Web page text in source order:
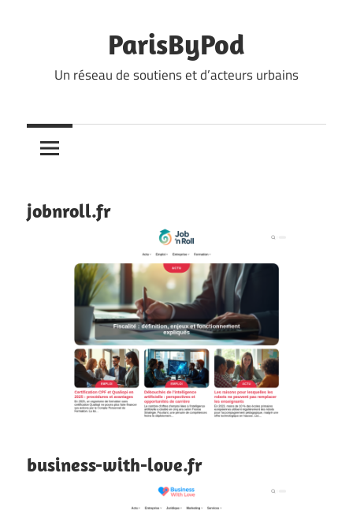
ParisByPod
Un réseau de soutiens et d’acteurs urbains
jobnroll.fr
business-with-love.fr